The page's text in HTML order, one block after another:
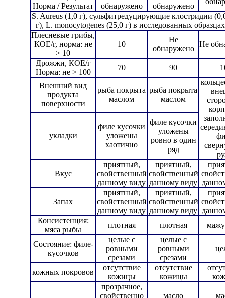
Норма / Результат
обнаружено
обнаружено
S. Aureus (1,0 г), сульфитредуцирующие клостридии
г), L. monocytogenes (25,0 г) в исследованных
Плесневые грибы,
КОЕ/г, норма: не
> 10
10
Не
обнаружено
Не
Дрожжи, КОЕ/г
Норма: не > 100
70 90
Внешний вид
продукта
поверхности
рыба покрыта
маслом
рыба покрыта
маслом
укладки
филе кусочки
уложены
хаотично
филе кусочки
уложены
ровно в один
ряд
Вкус
приятный,
свойственный
данному виду
приятный,
свойственный
данному виду
Запах
приятный,
свойственный
данному виду
приятный,
свойственный
данному виду
Консистенция:
мяса рыбы
плотная плотная
Состояние: филе-
кусочков
целые с
ровными
срезами
целые с
ровными
срезами
кожных покровов
отсутствие
кожицы
отсутствие
кожицы
прозрачное,
свойственно
масло